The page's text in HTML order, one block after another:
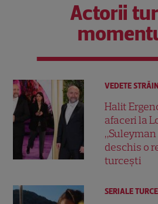
Actorii
VEDETE
Halit
afaceri la
deschis o
turcești
SERIALE